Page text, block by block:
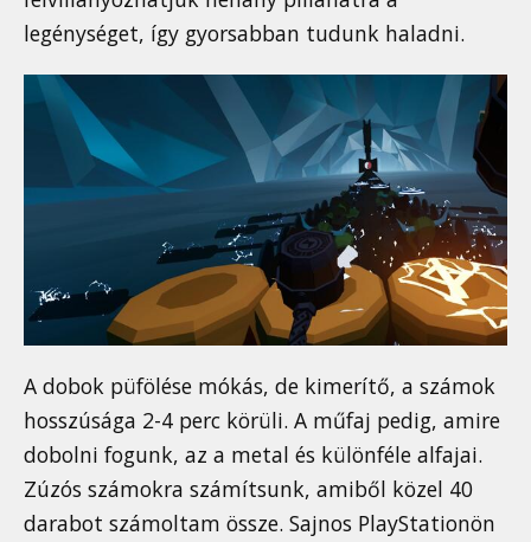
legénységet, így gyorsabban tudunk haladni.
A dobok püfölése mókás, de kimerítő, a számok
hosszúsága 2-4 perc körüli. A műfaj pedig, amire
dobolni fogunk, az a metal és különféle alfajai.
Zúzós számokra számítsunk, amiből közel 40
darabot számoltam össze. Sajnos PlayStationön